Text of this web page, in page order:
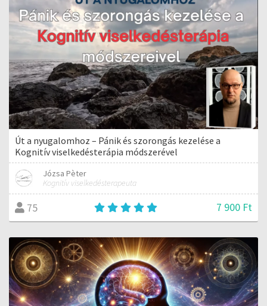
Út a nyugalomhoz – Pánik és szorongás kezelése a
Kognitív viselkedésterápia módszerével
Józsa Pèter
Kognitív viselkedésterapeuta
75 7 900 Ft